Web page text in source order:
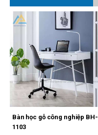
Bàn học gỗ công nghiệp BH-
1103